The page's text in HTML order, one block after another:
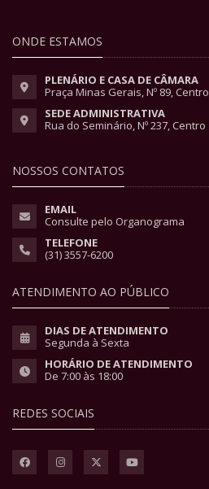
ONDE ESTAMOS
PLENÁRIO E CASA DE CÂMARA
Praça Minas Gerais, Nº 89, Centro
SEDE ADMINISTRATIVA
Rua do Seminário, Nº 237, Centro
NOSSOS CONTATOS
EMAIL
Consulte pelo Organograma
TELEFONE
(31) 3557-6200
ATENDIMENTO AO PÚBLICO
DIAS DE ATENDIMENTO
Segunda à Sexta
HORÁRIO DE ATENDIMENTO
De 7:00 às 18:00
REDES SOCIAIS